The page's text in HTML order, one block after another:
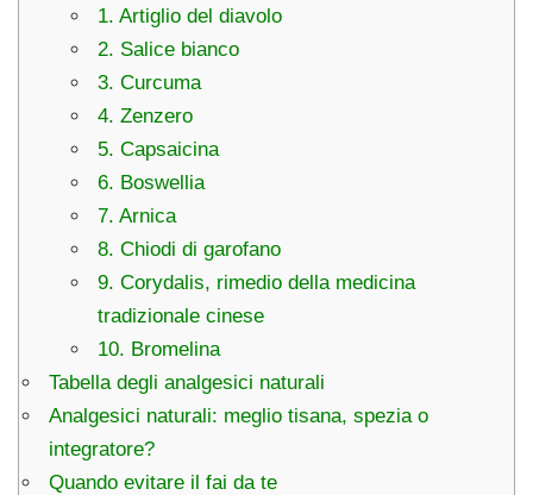
1. Artiglio del diavolo
2. Salice bianco
3. Curcuma
4. Zenzero
5. Capsaicina
6. Boswellia
7. Arnica
8. Chiodi di garofano
9. Corydalis, rimedio della medicina
tradizionale cinese
10. Bromelina
Tabella degli analgesici naturali
Analgesici naturali: meglio tisana, spezia o
integratore?
Quando evitare il fai da te